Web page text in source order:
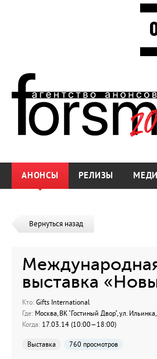
АНОНСЫ РЕЛИЗЫ
Вернуться назад
выставка
Кто: Gifts International
Где: Москва, ВК "Гостиный Двор", ул.
Когда: 17.03.14 (10:00—18:00)
Выставка 760 просмотров